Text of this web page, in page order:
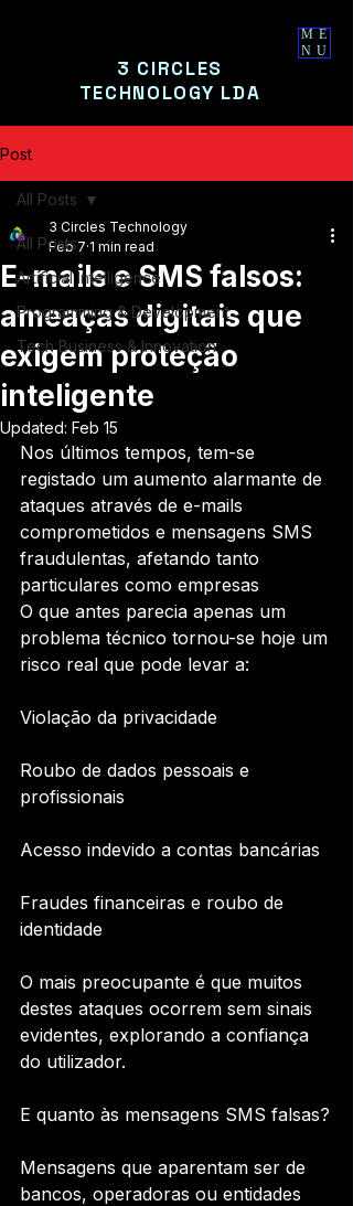
ME
NU
3 CIRCLES
TECHNOLOGY LDA
Post
All Posts
Artificial Intelligence
Programming & Development
Tech Business & Innovation
All Posts
E-mails e SMS falsos:
ameaças digitais que
exigem proteção
inteligente
3 Circles Technology
Feb 7 1 min read
Updated: Feb 15
Nos últimos tempos, tem-se
registado um aumento alarmante de
ataques através de e-mails
comprometidos e mensagens SMS
fraudulentas, afetando tanto
particulares como empresas
O que antes parecia apenas um
problema técnico tornou-se hoje um
risco real que pode levar a:
Violação da privacidade
Roubo de dados pessoais e
profissionais
Acesso indevido a contas bancárias
Fraudes financeiras e roubo de
identidade
O mais preocupante é que muitos
destes ataques ocorrem sem sinais
evidentes, explorando a confiança
do utilizador.
E quanto às mensagens SMS falsas?
Mensagens que aparentam ser de
bancos, operadoras ou entidades